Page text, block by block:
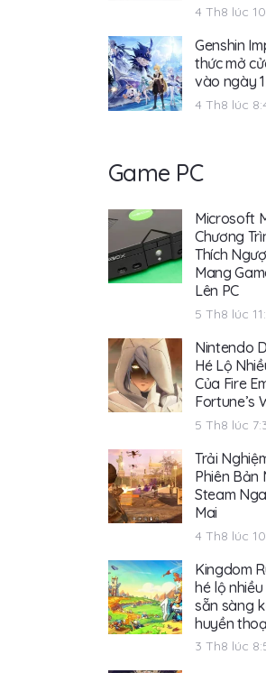
4 Th8 lúc
Genshin
thức mở
vào ngày
4 Th8 lúc
Game PC
Microsoft
Chương
Thích
Mang
Lên PC
5 Th8 lúc
Nintendo
Hé Lộ
Của Fire
Fortune’s
5 Th8 lúc
Trải
Phiên Bản
Steam
Mai
4 Th8 lúc
Kingdom
hé lộ
sẵn sàng
huyền
3 Th8 lúc